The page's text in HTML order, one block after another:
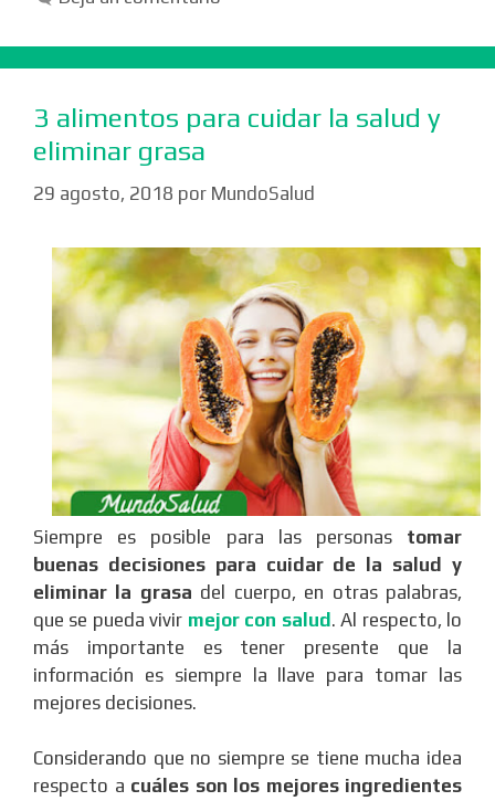
3 alimentos para cuidar la salud y
eliminar grasa
29 agosto, 2018 por MundoSalud
Siempre es posible para las personas tomar
buenas decisiones para cuidar de la salud y
eliminar la grasa del cuerpo, en otras palabras,
que se pueda vivir mejor con salud. Al respecto, lo
más importante es tener presente que la
información es siempre la llave para tomar las
mejores decisiones.
Considerando que no siempre se tiene mucha idea
respecto a cuáles son los mejores ingredientes